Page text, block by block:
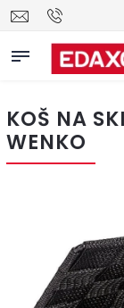
KOŠ NA
WENKO